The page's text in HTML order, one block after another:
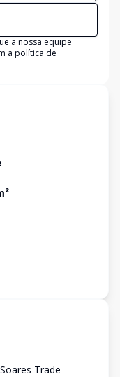
a nossa equipe
a política de
Trade